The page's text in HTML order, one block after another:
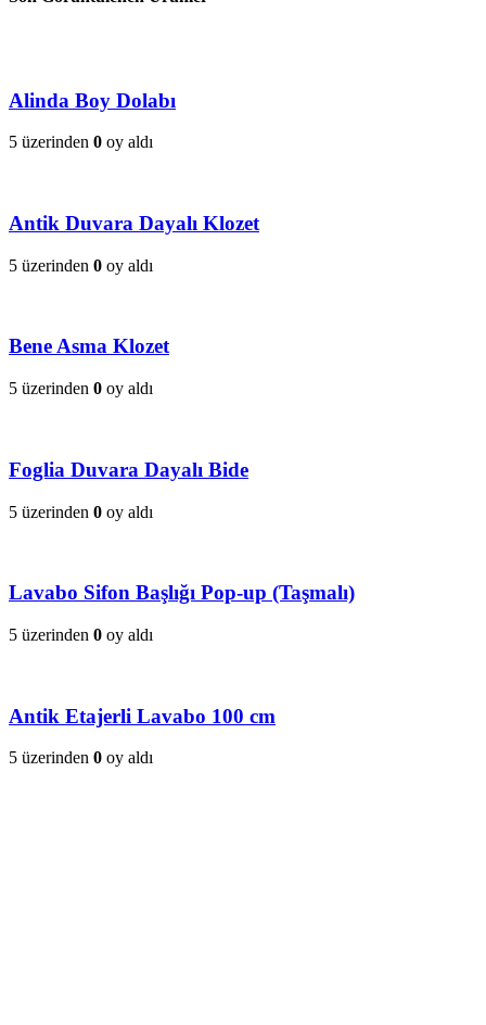
Alinda Boy Dolabı
5 üzerinden 0 oy aldı
Antik Duvara Dayalı Klozet
5 üzerinden 0 oy aldı
Bene Asma Klozet
5 üzerinden 0 oy aldı
Foglia Duvara Dayalı Bide
5 üzerinden 0 oy aldı
Lavabo Sifon Başlığı Pop-up (Taşmalı)
5 üzerinden 0 oy aldı
Antik Etajerli Lavabo 100 cm
5 üzerinden 0 oy aldı